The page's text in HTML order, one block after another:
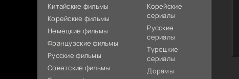
Китайские фильмы
Корейские фильмы
Немецкие фильмы
Французские фильмы
Русские фильмы
Советские фильмы
Корейские
сериалы
Русские
сериалы
Турецкие
сериалы
Дорамы